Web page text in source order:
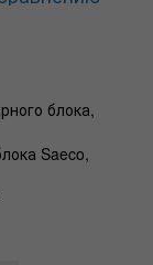
блока,
Saeco,